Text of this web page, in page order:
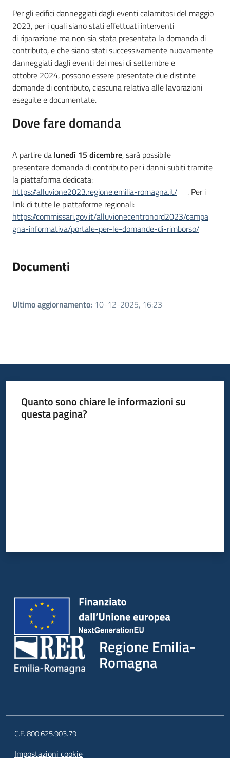
Per gli edifici danneggiati dagli eventi calamitosi del maggio
2023, per i quali siano stati effettuati interventi
di riparazione ma non sia stata presentata la domanda di
contributo, e che siano stati successivamente nuovamente
danneggiati dagli eventi dei mesi di settembre e
ottobre 2024, possono essere presentate due distinte
domande di contributo, ciascuna relativa alle lavorazioni
eseguite e documentate.
Dove fare domanda
A partire da lunedì 15 dicembre, sarà possibile
presentare domanda di contributo per i danni subiti tramite
la piattaforma dedicata:
https://alluvione2023.regione.emilia-romagna.it/
. Per i
link di tutte le piattaforme regionali:
https://commissari.gov.it/alluvionecentronord2023/campa
gna-informativa/portale-per-le-domande-di-rimborso/
Documenti
Ultimo aggiornamento: 10-12-2025, 16:23
Quanto sono chiare le informazioni su
questa pagina?
Regione Emilia-
Romagna
C.F. 800.625.903.79
Impostazioni cookie